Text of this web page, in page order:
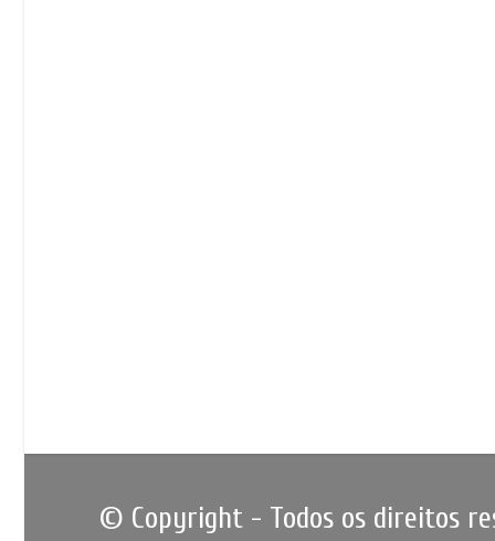
© Copyright - Todos os direitos